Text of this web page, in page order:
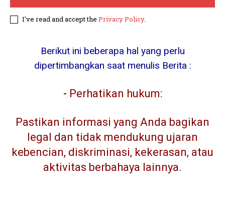
I've read and accept the Privacy Policy.
Berikut ini beberapa hal yang perlu
dipertimbangkan saat menulis Berita :
- Perhatikan hukum:
Pastikan informasi yang Anda bagikan
legal dan tidak mendukung ujaran
kebencian, diskriminasi, kekerasan, atau
aktivitas berbahaya lainnya.